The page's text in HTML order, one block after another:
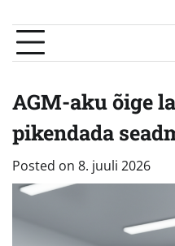
AGM-aku õige
pikendada
Posted on 8. juuli 2026